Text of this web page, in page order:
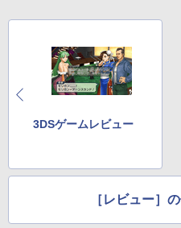
3DSゲームレビュー
［レビュー］